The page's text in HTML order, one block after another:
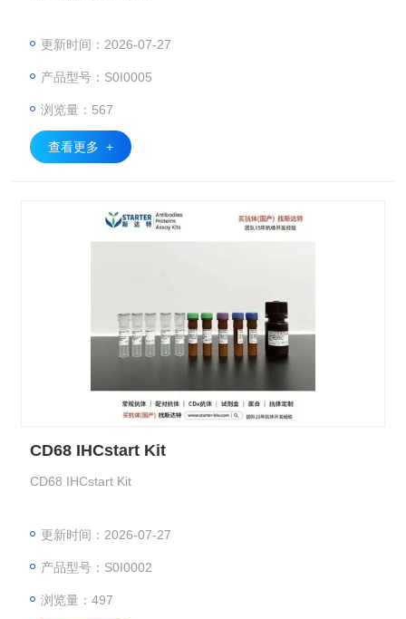
更新时间：2026-07-27
产品型号：S0I0005
浏览量：567
查看更多 +
CD68 IHCstart Kit
CD68 IHCstart Kit
更新时间：2026-07-27
产品型号：S0I0002
浏览量：497